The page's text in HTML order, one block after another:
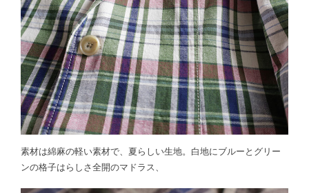
素材は綿麻の軽い素材で、夏らしい生地。白地にブルーとグリー
ンの格子はらしさ全開のマドラス、